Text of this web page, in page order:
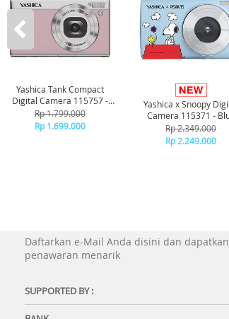
Yashica Tank Compact
Digital Camera 115757 -
Pink Marshmallow
Rp 1.799.000
Rp 1.699.000
Yashica x Snoopy
Camera 115371 -
Rp 2.349.000
Rp 2.249.000
Daftarkan e-Mail Anda disini dan dapatkan
penawaran menarik
SUPPORTED BY :